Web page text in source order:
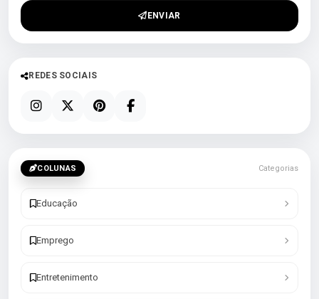
ENVIAR
REDES SOCIAIS
COLUNAS Categorias
Educação
Emprego
Entretenimento